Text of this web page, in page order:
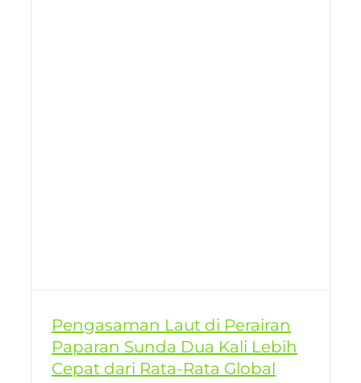
Pengasaman Laut di Perairan
Paparan Sunda Dua Kali Lebih
Cepat dari Rata-Rata Global